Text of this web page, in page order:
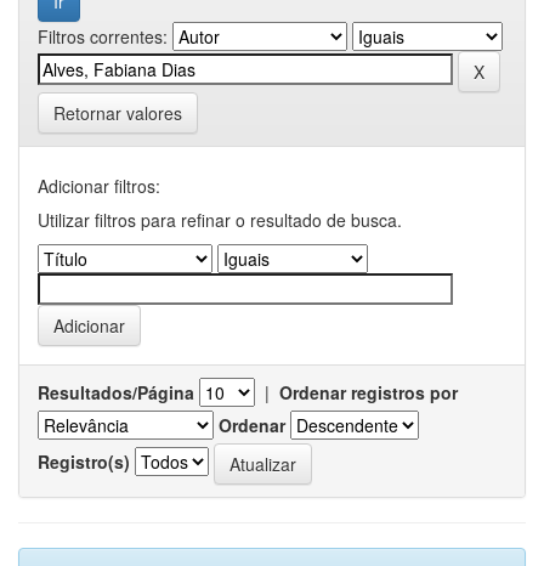
Filtros correntes:
Retornar valores
Adicionar filtros:
Utilizar filtros para refinar o resultado de busca.
Resultados/Página | Ordenar registros por
Ordenar
Registro(s)